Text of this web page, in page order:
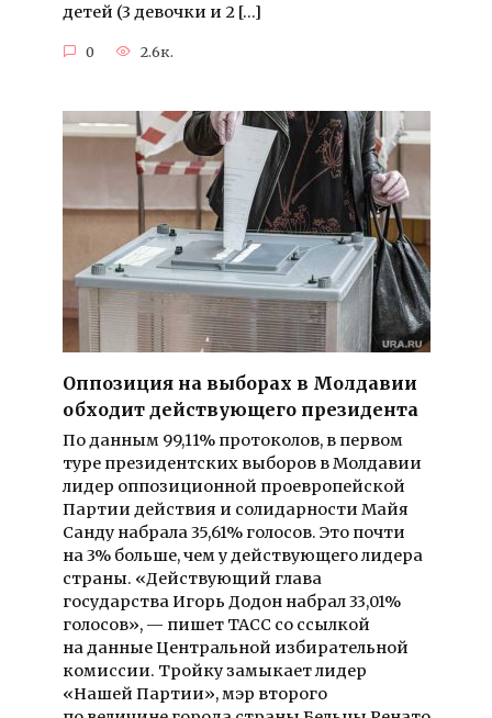
детей (3 девочки и 2 […]
0 2.6к.
Оппозиция на выборах в Молдавии
обходит действующего президента
По данным 99,11% протоколов, в первом
туре президентских выборов в Молдавии
лидер оппозиционной проевропейской
Партии действия и солидарности Майя
Санду набрала 35,61% голосов. Это почти
на 3% больше, чем у действующего лидера
страны. «Действующий глава
государства Игорь Додон набрал 33,01%
голосов», — пишет ТАСС со ссылкой
на данные Центральной избирательной
комиссии. Тройку замыкает лидер
«Нашей Партии», мэр второго